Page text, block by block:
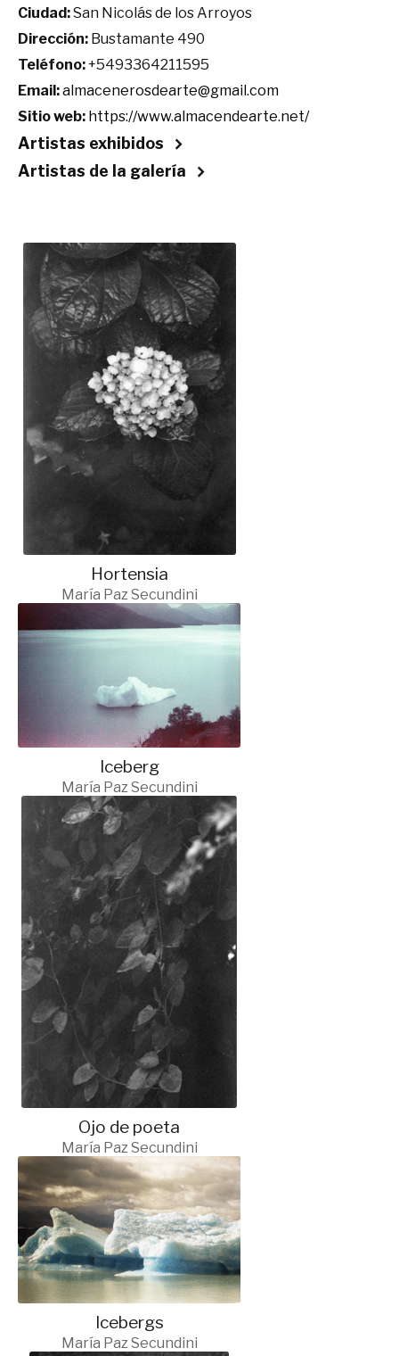
Ciudad:San Nicolás de los Arroyos
Dirección: Bustamante 490
Teléfono:+5493364211595
Email:almacenerosdearte@gmail.com
Sitio web: https://www.almacendearte.net/
Artistas exhibidos
Artistas de la galería
Hortensia
María Paz Secundini
Iceberg
María Paz Secundini
Ojo de poeta
María Paz Secundini
Icebergs
María Paz Secundini